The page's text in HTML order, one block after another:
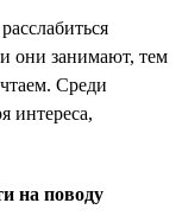
они занимают, тем
Среди
интереса,
на поводу